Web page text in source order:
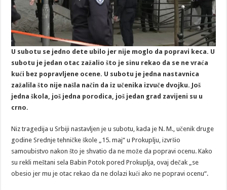
U subotu se jedno dete ubilo jer nije moglo da popravi keca. U
subotu je jedan otac zažalio što je sinu rekao da se ne vraća
kući bez popravljene ocene. U subotu je jedna nastavnica
zažalila što nije našla način da iz učenika izvuče dvojku. Još
jedna škola, još jedna porodica, još jedan grad zavijeni su u
crno.
Niz tragedija u Srbiji nastavljen je u subotu, kada je N. M., učenik druge
godine Srednje tehničke škole „15. maj“ u Prokuplju, izvršio
samoubistvo nakon što je shvatio da ne može da popravi ocenu. Kako
su rekli meštani sela Babin Potok pored Prokuplja, ovaj dečak „se
obesio jer mu je otac rekao da ne dolazi kući ako ne popravi ocenu“.